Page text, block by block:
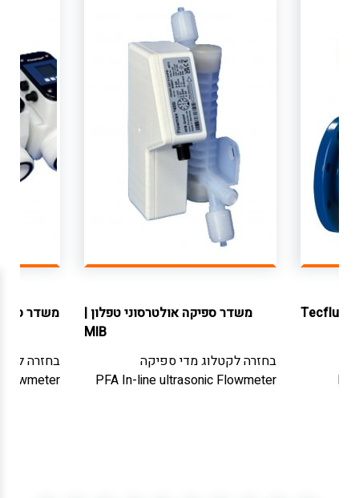
Tecfluid
משדר ספיקה אולטרסוני טפלון |
MIB
בחזרה לקטלוגמדי ספיקה
PFA In-line ultrasonic Flowmeter
משדר
בחזרה